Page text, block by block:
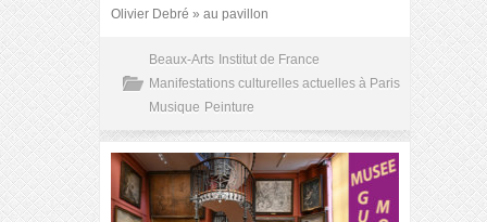
Olivier Debré » au pavillon
Beaux-Arts Institut de France
Manifestations culturelles actuelles à Paris
Musique Peinture